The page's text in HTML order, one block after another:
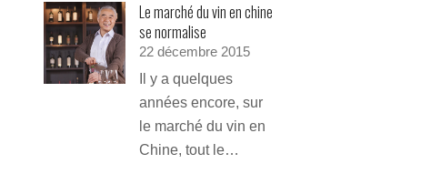
Le marché du vin en chine
se normalise
22 décembre 2015
Il y a quelques
années encore, sur
le marché du vin en
Chine, tout le…